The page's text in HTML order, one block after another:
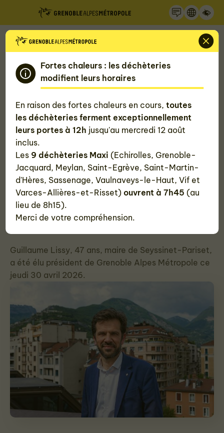
Panneau de gestion des cookies
Fortes chaleurs : les déchèteries
modifient leurs horaires
En raison des fortes chaleurs en cours,toutes
les déchèteries ferment exceptionnellement
leurs portes à 12h jusqu'au mercredi 12 août
inclus.
Les 9 déchèteries Maxi (Echirolles, Grenoble-
Jacquard, Meylan, Saint-Egrève, Saint-Martin-
d'Hères, Sassenage, Vaulnaveys-le-Haut, Vif et
Varces-Allières-et-Risset) ouvrent à 7h45(au
lieu de 8h15).
Merci de votre compréhension.
Accueil
Nos actualités
Guillaume Lissy est le nouveau président de Grenoble
Alpes Métropole
Guillaume Lissy est le nouveau
président de Grenoble Alpes
Métropole
Publié le
#Vie institutionnelle
Guillaume Lissy, 47 ans, maire de Seyssinet-Pariset,
a été élu président de Grenoble Alpes Métropole ce
jeudi 30 avril 2026.